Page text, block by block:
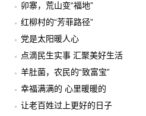
卯寨，荒山变“福地”
红柳村的“芳菲路径”
党是太阳暖人心
点滴民生实事 汇聚美好生活
羊肚菌，农民的“致富宝”
幸福满满的 心里暖暖的
让老百姓过上更好的日子